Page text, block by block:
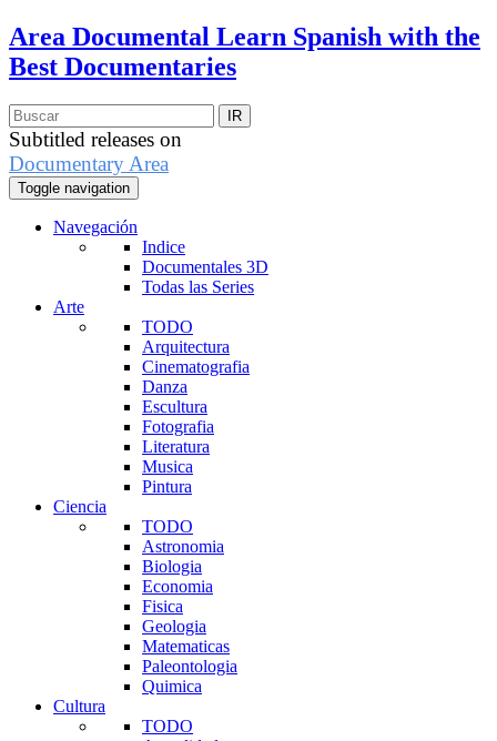
Area Documental Learn Spanish with the
Best Documentaries
Subtitled releases on
Documentary Area
Toggle navigation
Navegación
Indice
Documentales 3D
Todas las Series
Arte
TODO
Arquitectura
Cinematografia
Danza
Escultura
Fotografia
Literatura
Musica
Pintura
Ciencia
TODO
Astronomia
Biologia
Economia
Fisica
Geologia
Matematicas
Paleontologia
Quimica
Cultura
TODO